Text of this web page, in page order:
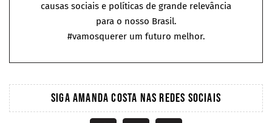
causas sociais e políticas de grande relevância
para o nosso Brasil.
#vamosquerer um futuro melhor.
SIGA AMANDA COSTA NAS REDES SOCIAIS